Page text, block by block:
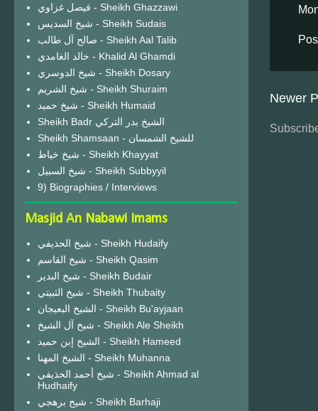
Newer
فيصل غزاوي - Sheikh Ghazzawi
شيخ السديس - Sheikh Sudais
صالح آل طالب - Sheikh Aal Talib
خالد الغامدي - Khalid Al Ghamdi
شيخ الدوسري - Sheikh Dosary
شيخ الشريم - Sheikh Shuraim
شيخ حميد - Sheikh Humaid
Sheikh Badr الشيخ بدر التركي
Sheikh Shamsaan - للشيخ الشمسان
شيخ خياط - Sheikh Khayyat
شيخ السبيل - Sheikh Subbyyil
9) Biographies / Interviews
Masjid An Nabawi Imams
شيخ الحذيفي - Sheikh Hudaify
شيخ القاسم - Sheikh Qasim
شيخ البدير - Sheikh Budair
شيخ الثبيتي - Sheikh Thubaity
الشيخ البعيجان - Sheikh Bu'ayjaan
شيخ آل الشيخ - Sheikh Ale Sheikh
الشيخ إبن حميد - Sheikh Hameed
الشيخ المهنا - Sheikh Muhanna
شيخ أحمد الحذيفي - Sheikh Ahmad al
Hudhaify
شيخ برهجي - Sheikh Barhaji